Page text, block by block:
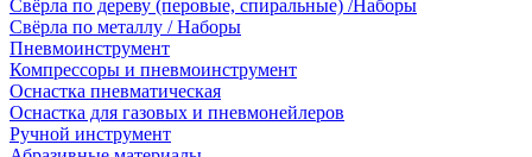
Свёрла по дереву (перовые, спиральные) /Наборы
Свёрла по металлу / Наборы
Пневмоинструмент
Компрессоры и пневмоинструмент
Оснастка пневматическая
Оснастка для газовых и пневмонейлеров
Ручной инструмент